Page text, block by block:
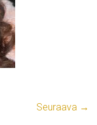
Seuraava →